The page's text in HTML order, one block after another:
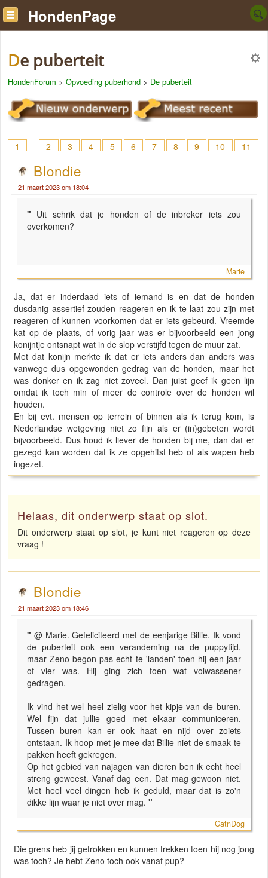
HondenPage
De puberteit
HondenForum > Opvoeding puberhond > De puberteit
1 2 3 4 5 6 7 8 9 10
11
Blondie
21 maart 2023 om 18:04
" Uit schrik dat je honden of de inbreker iets zou
overkomen?
Marie
Ja, dat er inderdaad iets of iemand is en dat de honden
dusdanig assertief zouden reageren en ik te laat zou zijn met
reageren of kunnen voorkomen dat er iets gebeurd. Vreemde
kat op de plaats, of vorig jaar was er bijvoorbeeld een jong
konijntje ontsnapt wat in de slop verstijfd tegen de muur zat.
Met dat konijn merkte ik dat er iets anders dan anders was
vanwege dus opgewonden gedrag van de honden, maar het
was donker en ik zag niet zoveel. Dan juist geef ik geen lijn
omdat ik toch min of meer de controle over de honden wil
houden.
En bij evt. mensen op terrein of binnen als ik terug kom, is
Nederlandse wetgeving niet zo fijn als er (in)gebeten wordt
bijvoorbeeld. Dus houd ik liever de honden bij me, dan dat er
gezegd kan worden dat ik ze opgehitst heb of als wapen heb
ingezet.
Helaas, dit onderwerp staat op slot.
Dit onderwerp staat op slot, je kunt niet reageren op deze
vraag !
Blondie
21 maart 2023 om 18:46
" @ Marie. Gefeliciteerd met de eenjarige Billie. Ik vond
de puberteit ook een verandeming na de puppytijd,
maar Zeno begon pas echt te 'landen' toen hij een jaar
of vier was. Hij ging zich toen wat volwassener
gedragen.
Ik vind het wel heel zielig voor het kipje van de buren.
Wel fijn dat jullie goed met elkaar communiceren.
Tussen buren kan er ook haat en nijd over zoiets
ontstaan. Ik hoop met je mee dat Billie niet de smaak te
pakken heeft gekregen.
Op het gebied van najagen van dieren ben ik echt heel
streng geweest. Vanaf dag een. Dat mag gewoon niet.
Met heel veel dingen heb ik geduld, maar dat is zo'n
dikke lijn waar je niet over mag. "
CatnDog
Die grens heb jij getrokken en kunnen trekken toen hij nog jong
was toch? Je hebt Zeno toch ook vanaf pup?